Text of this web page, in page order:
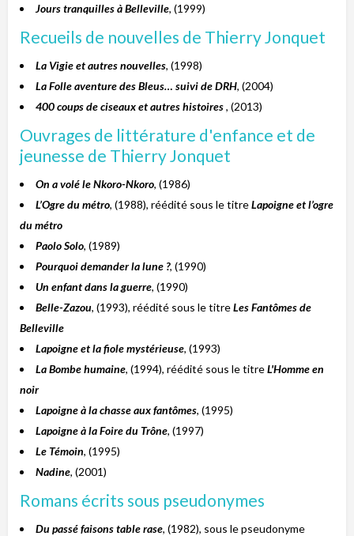
Jours tranquilles à Belleville, (1999)
Recueils de nouvelles de Thierry Jonquet
La Vigie et autres nouvelles, (1998)
La Folle aventure des Bleus… suivi de DRH, (2004)
400 coups de ciseaux et autres histoires, (2013)
Ouvrages de littérature d'enfance et de
jeunesse de Thierry Jonquet
On a volé le Nkoro-Nkoro, (1986)
L’Ogre du métro, (1988), réédité sous le titreLapoigne et l’ogre
du métro
Paolo Solo, (1989)
Pourquoi demander la lune ?, (1990)
Un enfant dans la guerre, (1990)
Belle-Zazou, (1993), réédité sous le titreLes Fantômes de
Belleville
Lapoigne et la fiole mystérieuse, (1993)
La Bombe humaine, (1994), réédité sous le titreL'Homme en
noir
Lapoigne à la chasse aux fantômes, (1995)
Lapoigne à la Foire du Trône, (1997)
Le Témoin, (1995)
Nadine, (2001)
Romans écrits sous pseudonymes
Du passé faisons table rase, (1982), sous le pseudonyme